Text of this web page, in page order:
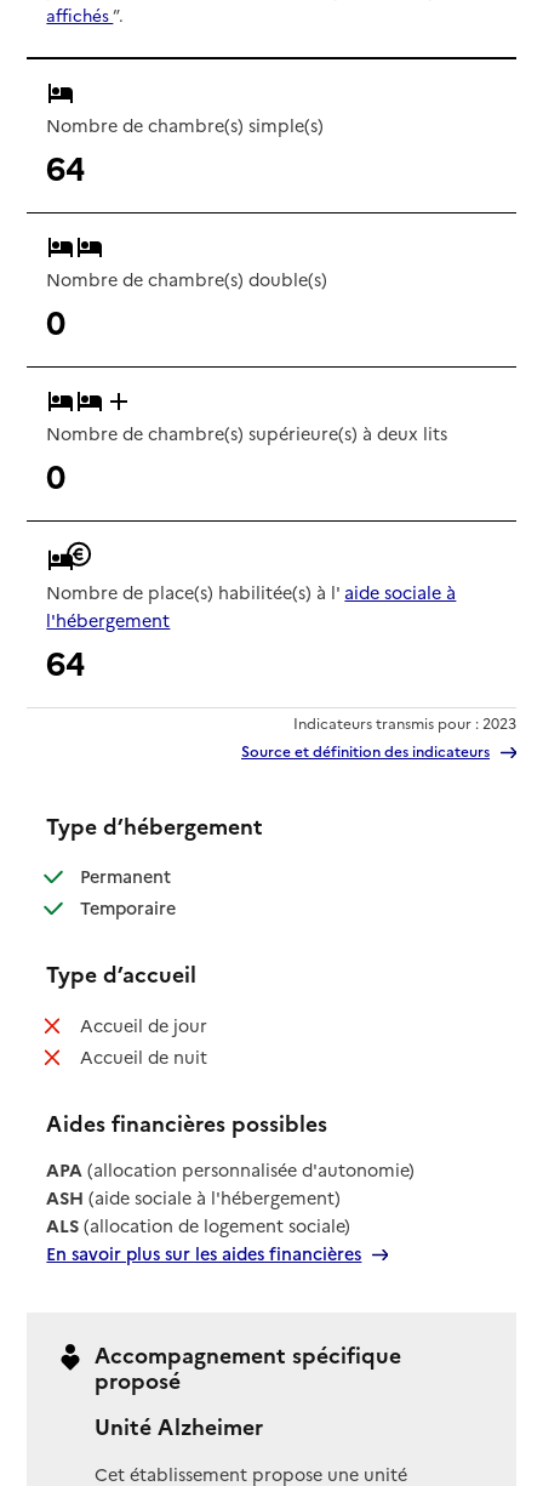
affichés”.
Nombre de chambre(s) simple(s)
64
Nombre de chambre(s) double(s)
0
Nombre de chambre(s) supérieure(s) à deux lits
0
Nombre de place(s) habilitée(s) à l' aide sociale à
l'hébergement
64
Indicateurs transmis pour : 2023
Source et définition des indicateurs
Type d’hébergement
Permanent: disponible
Temporaire: disponible
Type d’accueil
Accueil de jour: non disponible
Accueil de nuit: non disponible
Aides financières possibles
APA (allocation personnalisée d'autonomie)
ASH (aide sociale à l'hébergement)
ALS (allocation de logement sociale)
En savoir plus sur les aides financières
Accompagnement spécifique
proposé
Unité Alzheimer
Cet établissement propose une unité